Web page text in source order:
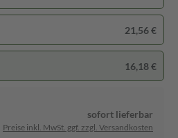
21,56 €
16,18 €
sofort lieferbar
Preise inkl. MwSt. ggf. zzgl. Versandkosten